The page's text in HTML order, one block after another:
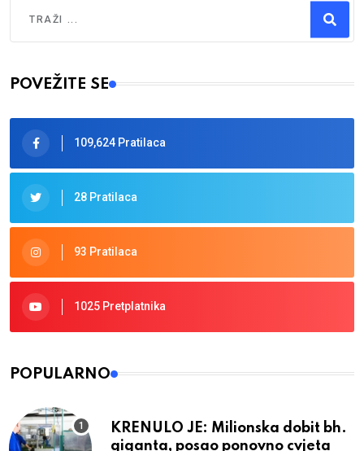
Type 2 or more characters for results.
POVEŽITE SE
109,624 Pratilaca
28 Pratilaca
93 Pratilaca
1025 Pretplatnika
POPULARNO
KRENULO JE: Milionska dobit bh.
giganta, posao ponovno cvjeta